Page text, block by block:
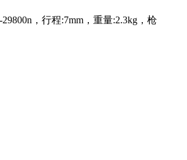
，行程:7mm，重量:2.3kg，枪